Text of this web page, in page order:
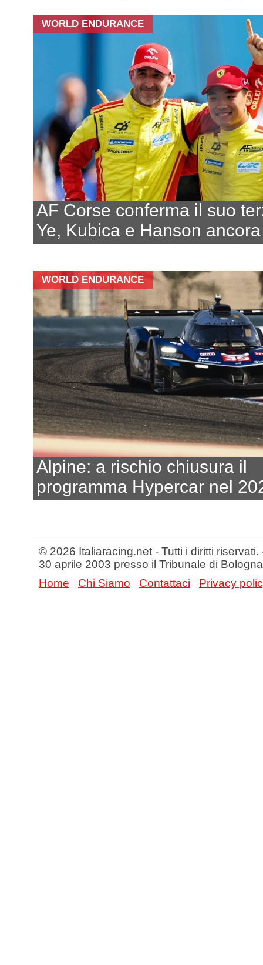
WORLD ENDURANCE
AF Corse conferma il suo
Ye, Kubica e Hanson
WORLD ENDURANCE
Alpine: a rischio chiusura il
programma Hypercar nel
© 2026 Italiaracing.net - Tutti i diritti
30 aprile 2003 presso il Tribunale di Bologna
Home
Chi Siamo Contattaci Privacy